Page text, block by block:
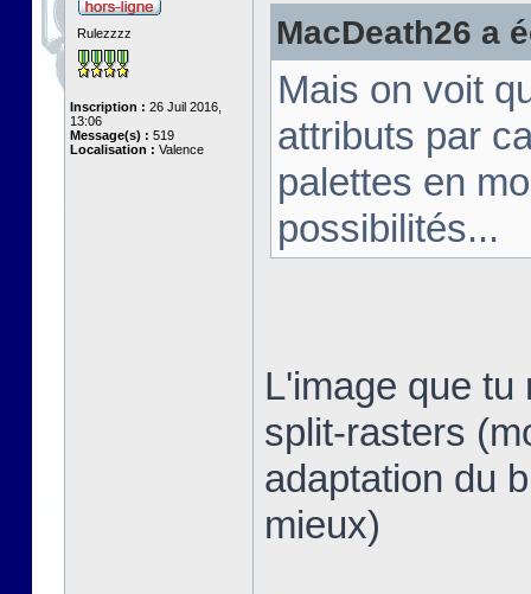
Rulezzzz
Inscription : 26 Juil 2016,
13:06
Message(s) : 519
Localisation : Valence
MacDeath26 a
Mais on voit
attributs par
palettes en
possibilités...
L'image que
split-rasters
adaptation du
mieux)